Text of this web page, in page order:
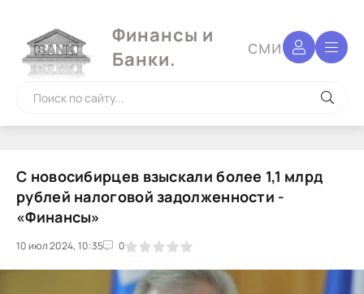
Финансы и
Банки.
сми
С новосибирцев взыскали более 1,1 млрд
рублей налоговой задолженности -
«Финансы»
10 июл 2024, 10:35 0
1 2 3 4 5